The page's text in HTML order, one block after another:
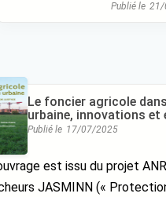
Publié le 21/
Le foncier agricole
urbaine, innovations et
justice, Coline Perrin,
Nougarèdes
Publié le 17/07/2025
est issu du projet
JASMINN («